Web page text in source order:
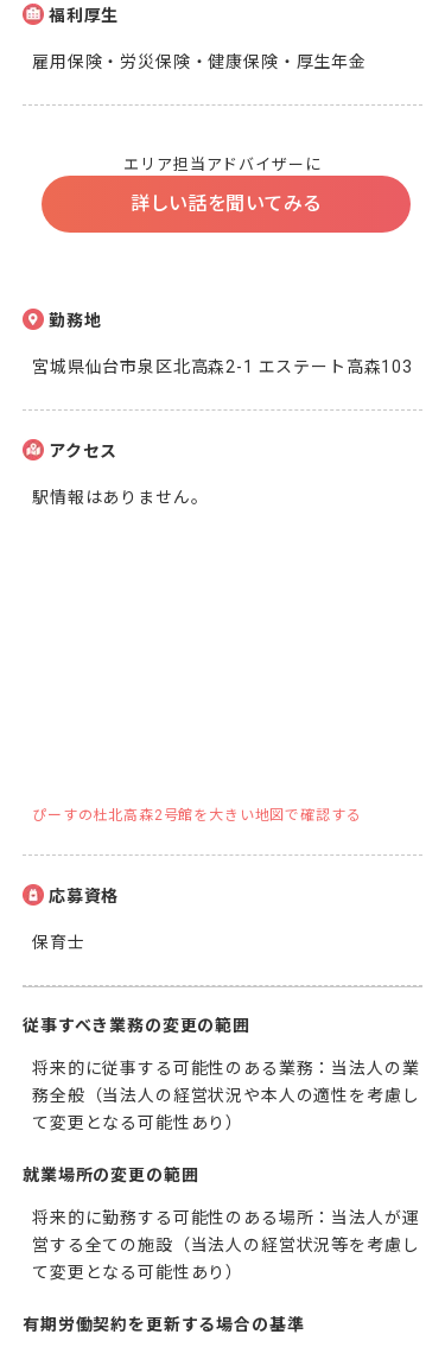
福利厚生
雇用保険・労災保険・健康保険・厚生年金
エリア担当アドバイザーに
詳しい話を聞いてみる
勤務地
宮城県仙台市泉区北高森2-1 エステート高森103
アクセス
駅情報はありません。
ぴーすの杜北高森2号館を大きい地図で確認する
応募資格
保育士
従事すべき業務の変更の範囲
将来的に従事する可能性のある業務：当法人の業
務全般（当法人の経営状況や本人の適性を考慮し
て変更となる可能性あり）
就業場所の変更の範囲
将来的に勤務する可能性のある場所：当法人が運
営する全ての施設（当法人の経営状況等を考慮し
て変更となる可能性あり）
有期労働契約を更新する場合の基準